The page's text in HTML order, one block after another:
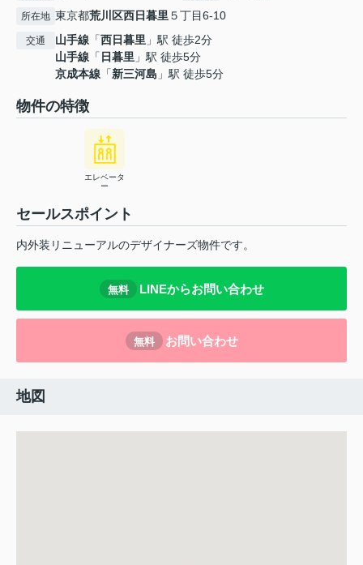
所在地 東京都荒川区西日暮里５丁目6-10
交通 山手線 「西日暮里 」駅 徒歩2分
山手線 「 日暮里 」駅 徒歩5分
京成本線 「新三河島 」駅 徒歩5分
物件の特徴
エレベータ
ー
セールスポイント
内外装リニューアルのデザイナーズ物件です。
無料 LINEからお問い合わせ
無料 お問い合わせ
地図